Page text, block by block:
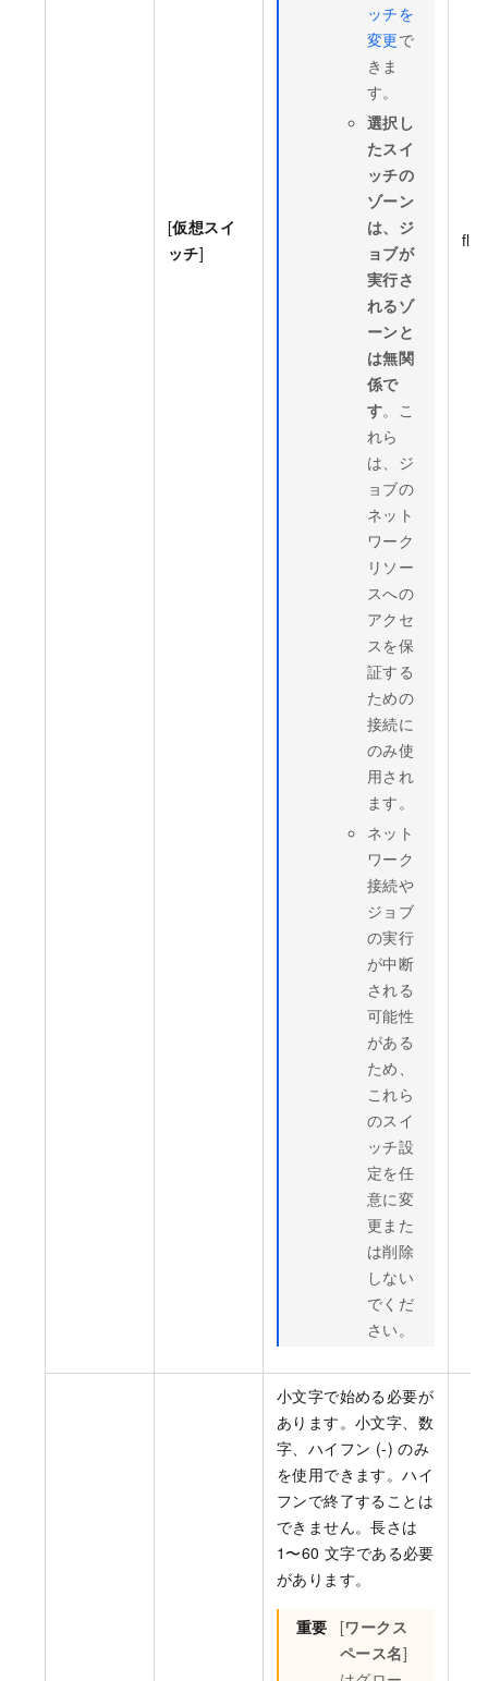
[仮想スイ
ッチ]
ッチを
変更で
きま
す。
選択し
たスイ
ッチの
ゾーン
は、ジ
ョブが
実行さ
れるゾ
ーンと
は無関
係で
す。こ
れら
は、ジ
ョブの
ネット
ワーク
リソー
スへの
アクセ
スを保
証する
ための
接続に
のみ使
用され
ます。
ネット
ワーク
接続や
ジョブ
の実行
が中断
される
可能性
がある
ため、
これら
のスイ
ッチ設
定を任
意に変
更また
は削除
しない
でくだ
さい。
小文字で始める必要が
あります。小文字、数
字、ハイフン (-) のみ
を使用できます。ハイ
フンで終了することは
できません。長さは
1〜60 文字である必要
があります。
重要 [ワークス
ペース名]